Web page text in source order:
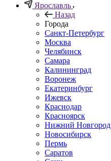
Ярославль
Назад
Города
Санкт-Петербург
Москва
Челябинск
Самара
Калининград
Воронеж
Екатеринбург
Ижевск
Краснодар
Красноярск
Нижний Новгород
Новосибирск
Пермь
Саратов